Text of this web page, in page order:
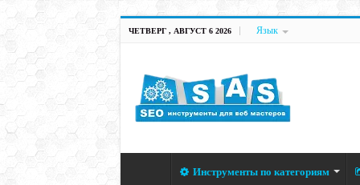
ЧЕТВЕРГ , АВГУСТ 6 2026 Язык
Инструменты по категориям